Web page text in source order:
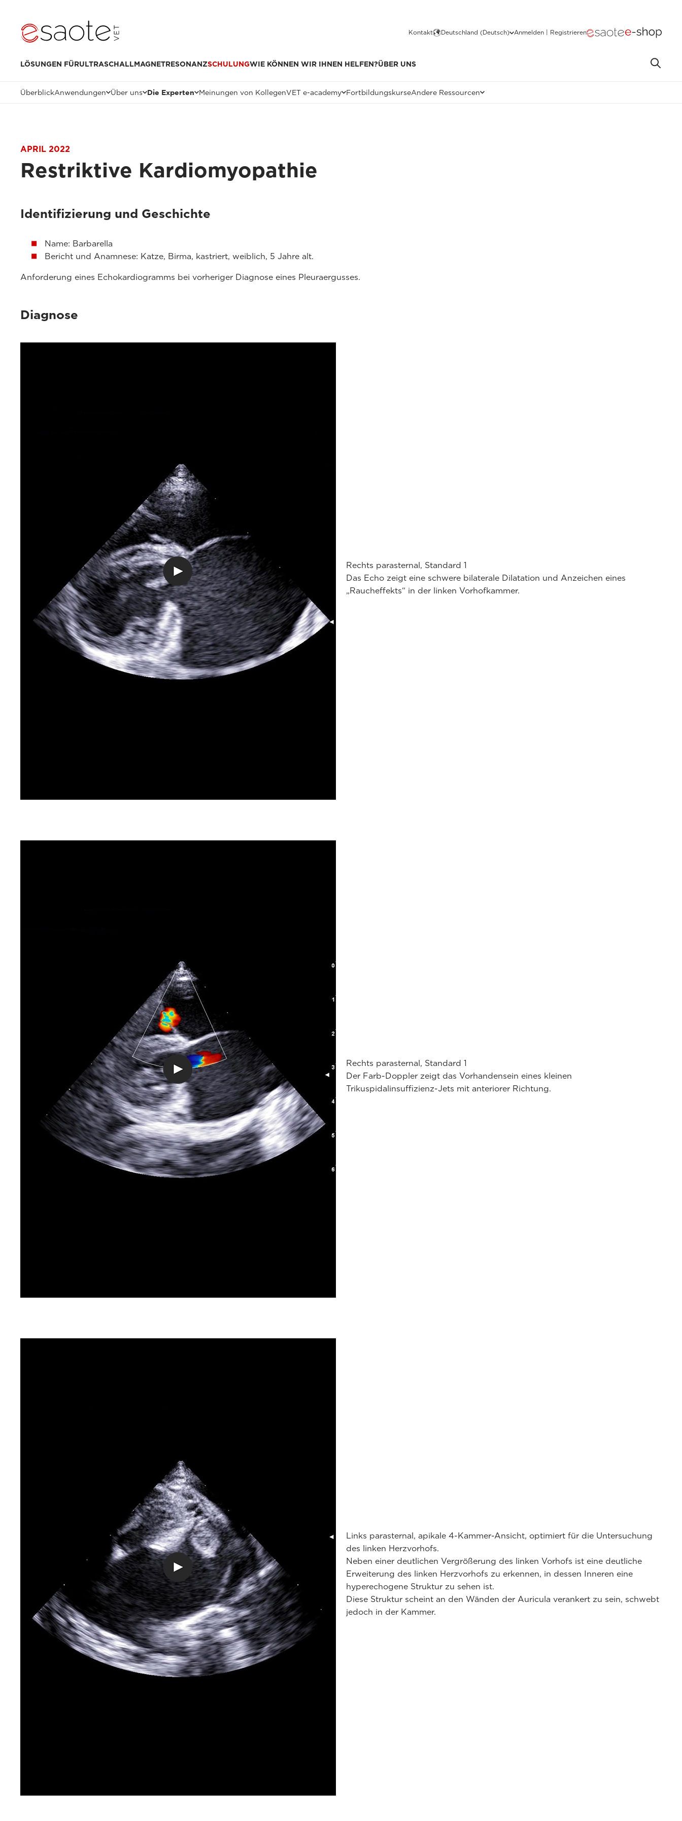
Kontakt Deutschland (Deutsch) Anmelden | Registrieren
LÖSUNGEN FÜRULTRASCHALLMAGNETRESONANZSCHULUNGWIE KÖNNEN WIR IHNEN HELFEN?ÜBER UNS
ÜberblickAnwendungen Über uns Die Experten Meinungen von KollegenVET e-academy FortbildungskurseAndere Ressourcen
APRIL 2022
Restriktive Kardiomyopathie
Identifizierung und Geschichte
Name: Barbarella
Bericht und Anamnese: Katze, Birma, kastriert, weiblich, 5 Jahre alt.
Anforderung eines Echokardiogramms bei vorheriger Diagnose eines Pleuraergusses.
Diagnose
Rechts parasternal, Standard 1
Das Echo zeigt eine schwere bilaterale Dilatation und Anzeichen eines
„Raucheffekts“ in der linken Vorhofkammer.
Rechts parasternal, Standard 1
Der Farb-Doppler zeigt das Vorhandensein eines kleinen
Trikuspidalinsuffizienz-Jets mit anteriorer Richtung.
Links parasternal, apikale 4-Kammer-Ansicht, optimiert für die Untersuchung
des linken Herzvorhofs.
Neben einer deutlichen Vergrößerung des linken Vorhofs ist eine deutliche
Erweiterung des linken Herzvorhofs zu erkennen, in dessen Inneren eine
hyperechogene Struktur zu sehen ist.
Diese Struktur scheint an den Wänden der Auricula verankert zu sein, schwebt
jedoch in der Kammer.